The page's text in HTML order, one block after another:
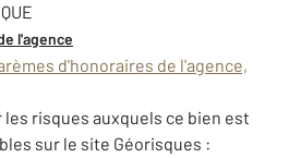
l'agence
d'honoraires de l'agence,
risques auxquels ce bien est
sur le site Géorisques :